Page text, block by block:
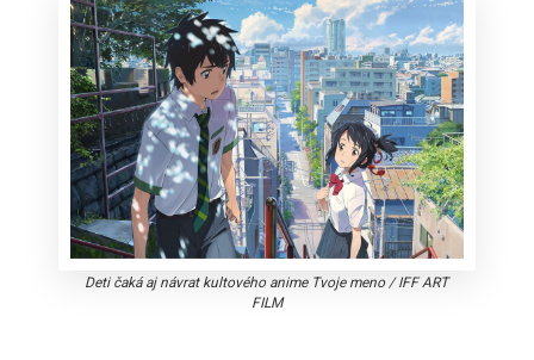
Deti čaká aj návrat kultového anime Tvoje meno/IFF ART
FILM